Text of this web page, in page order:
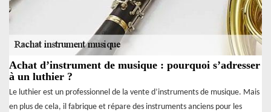
Achat d’instrument de musique : pourquoi s’adresser
à un luthier ?
Le luthier est un professionnel de la vente d’instruments de musique. Mais
en plus de cela, il fabrique et répare des instruments anciens pour les